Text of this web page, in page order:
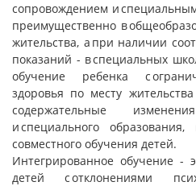
сопровождением и
преимущественно в
жительства, а при наличии
показаний - в специальных
обучение ребенка с
здоровья по месту
содержательные
и специального
совместного обучения детей.
Интегрированное обучение -
детей с отклонениями